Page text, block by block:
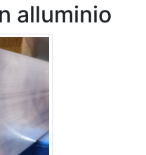
alluminio